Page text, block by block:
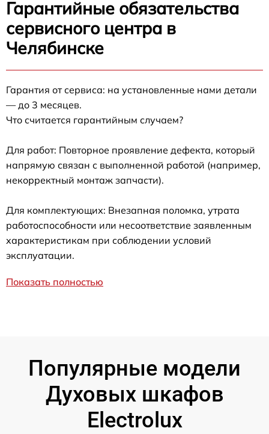
Гарантийные обязательства
сервисного центра в
Челябинске
Гарантия от сервиса: на установленные нами детали
— до 3 месяцев.
Что считается гарантийным случаем?
Для работ: Повторное проявление дефекта, который
напрямую связан с выполненной работой (например,
некорректный монтаж запчасти).
Для комплектующих: Внезапная поломка, утрата
работоспособности или несоответствие заявленным
характеристикам при соблюдении условий
эксплуатации.
Показать полностью
Популярные модели
Духовых шкафов
Electrolux